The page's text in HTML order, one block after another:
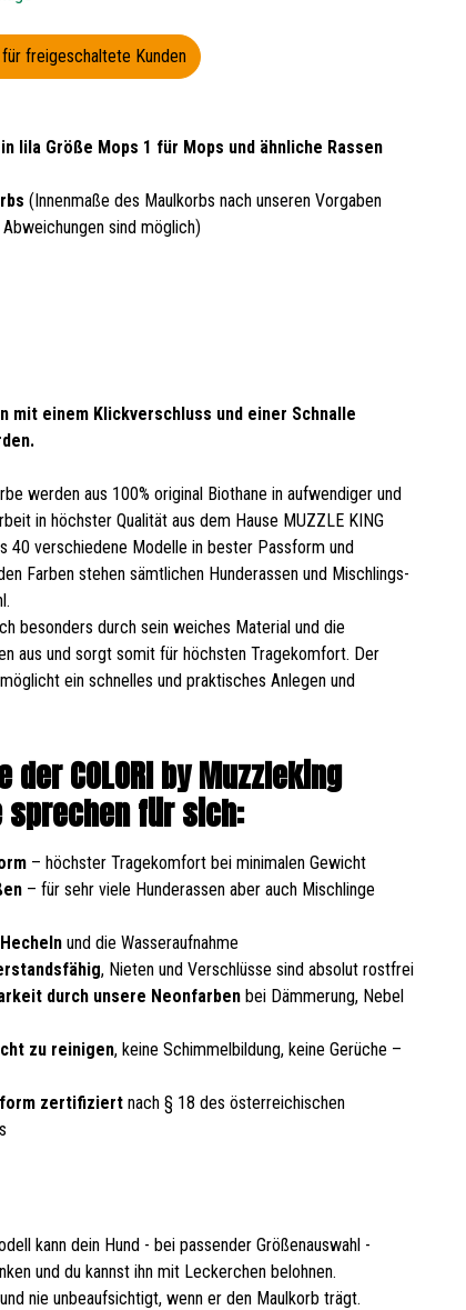
freigeschaltete Kunden
in lila Größe Mops 1 für Mops und ähnliche Rassen
(Innenmaße des Maulkorbs nach unseren Vorgaben
sind möglich)
mit einem Klickverschluss und einer Schnalle
werden aus 100% original Biothane in aufwendiger und
in höchster Qualität aus dem Hause MUZZLE KING
40 verschiedene Modelle in bester Passform und
Farben stehen sämtlichen Hunderassen und Mischlings-
besonders durch sein weiches Material und die
aus und sorgt somit für höchsten Tragekomfort. Der
ein schnelles und praktisches Anlegen und
der COLORI by Muzzleking
sprechen für sich:
– höchster Tragekomfort bei minimalen Gewicht
– für sehr viele Hunderassen aber auch Mischlinge
und die Wasseraufnahme
, Nieten und Verschlüsse sind absolut rostfrei
durch unsere Neonfarben bei Dämmerung, Nebel
zu reinigen, keine Schimmelbildung, keine Gerüche –
zertifiziert nach § 18 des österreichischen
kann dein Hund - bei passender Größenauswahl -
und du kannst ihn mit Leckerchen belohnen.
nie unbeaufsichtigt, wenn er den Maulkorb trägt.